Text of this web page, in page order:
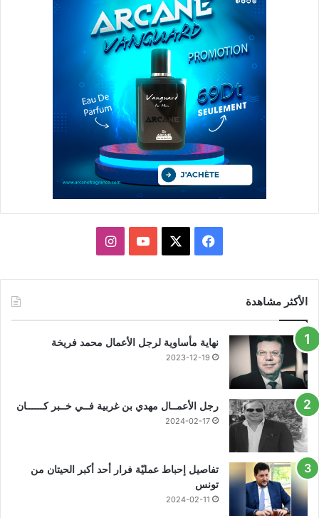
فيسبوك يوتيوبانستقرام
الأكثر مشاهدة
نهاية مأساوية لرجل الأعمال محمد فريخة
2023-12-19
رجل الأعمــال مهدي بن غربية فــي خــبر كــــــان
2024-02-17
تفاصيل إحباط عمليّة فرار أحد أكبر الحيتان من
تونس
2024-02-11